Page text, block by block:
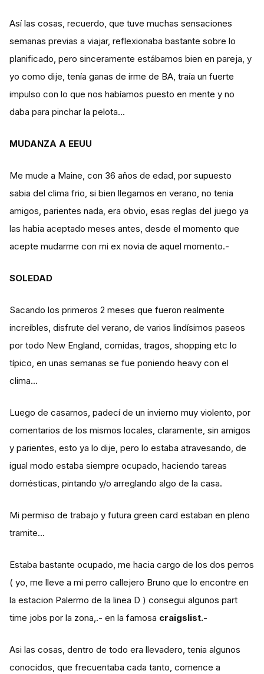
Así las cosas, recuerdo, que tuve muchas sensaciones
semanas previas a viajar, reflexionaba bastante sobre lo
planificado, pero sinceramente estábamos bien en pareja, y
yo como dije, tenía ganas de irme de BA, traía un fuerte
impulso con lo que nos habíamos puesto en mente y no
daba para pinchar la pelota...
MUDANZA A EEUU
Me mude a Maine, con 36 años de edad, por supuesto
sabia del clima frio, si bien llegamos en verano, no tenia
amigos, parientes nada, era obvio, esas reglas del juego ya
las habia aceptado meses antes, desde el momento que
acepte mudarme con mi ex novia de aquel momento.-
SOLEDAD
Sacando los primeros 2 meses que fueron realmente
increíbles, disfrute del verano, de varios lindísimos paseos
por todo New England, comidas, tragos, shopping etc lo
típico, en unas semanas se fue poniendo heavy con el
clima...
Luego de casarnos, padecí de un invierno muy violento, por
comentarios de los mismos locales, claramente, sin amigos
y parientes, esto ya lo dije, pero lo estaba atravesando, de
igual modo estaba siempre ocupado, haciendo tareas
domésticas, pintando y/o arreglando algo de la casa.
Mi permiso de trabajo y futura green card estaban en pleno
tramite...
Estaba bastante ocupado, me hacia cargo de los dos perros
( yo, me lleve a mi perro callejero Bruno que lo encontre en
la estacion Palermo de la linea D ) consegui algunos part
time jobs por la zona,.- en la famosa craigslist.-
Asi las cosas, dentro de todo era llevadero, tenia algunos
conocidos, que frecuentaba cada tanto, comence a